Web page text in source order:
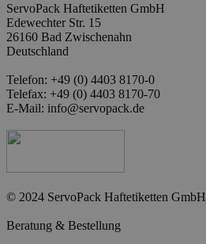
ServoPack Haftetiketten GmbH
Edewechter Str. 15
26160 Bad Zwischenahn
Deutschland
Telefon: +49 (0) 4403 8170-0
Telefax: +49 (0) 4403 8170-70
E-Mail: info@servopack.de
© 2024 ServoPack Haftetiketten GmbH
Beratung & Bestellung